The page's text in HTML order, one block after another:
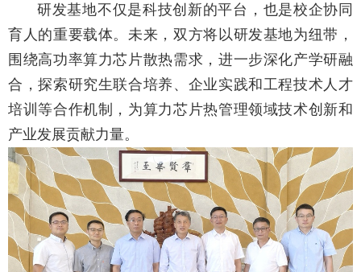
研发基地不仅是科技创新的平台，也是校企协同
育人的重要载体。未来，双方将以研发基地为纽带，
围绕高功率算力芯片散热需求，进一步深化产学研融
合，探索研究生联合培养、企业实践和工程技术人才
培训等合作机制，为算力芯片热管理领域技术创新和
产业发展贡献力量。